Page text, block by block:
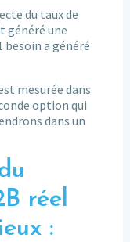
du taux de
généré une
besoin a généré
mesurée dans
option qui
dans un
réel
: